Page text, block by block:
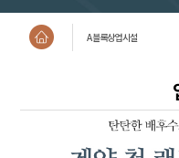
A블록상업시설